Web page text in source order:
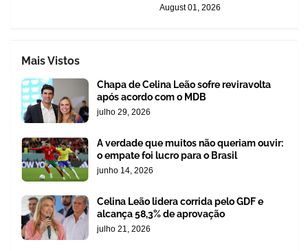
August 01, 2026
Mais Vistos
Chapa de Celina Leão sofre reviravolta
após acordo com o MDB
julho 29, 2026
A verdade que muitos não queriam ouvir:
o empate foi lucro para o Brasil
junho 14, 2026
Celina Leão lidera corrida pelo GDF e
alcança 58,3% de aprovação
julho 21, 2026